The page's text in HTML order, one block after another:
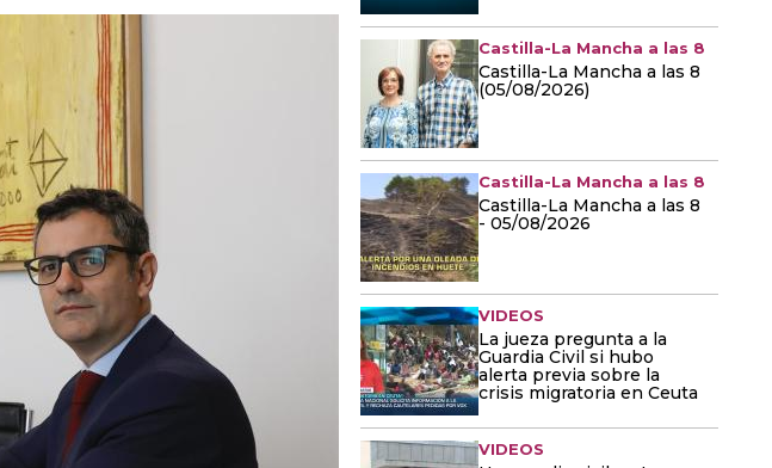
Castilla-La Mancha a las 8
Castilla-La Mancha a las 8
(05/08/2026)
Castilla-La Mancha a las 8
Castilla-La Mancha a las 8
- 05/08/2026
VIDEOS
La jueza pregunta a la
Guardia Civil si hubo
alerta previa sobre la
crisis migratoria en Ceuta
VIDEOS